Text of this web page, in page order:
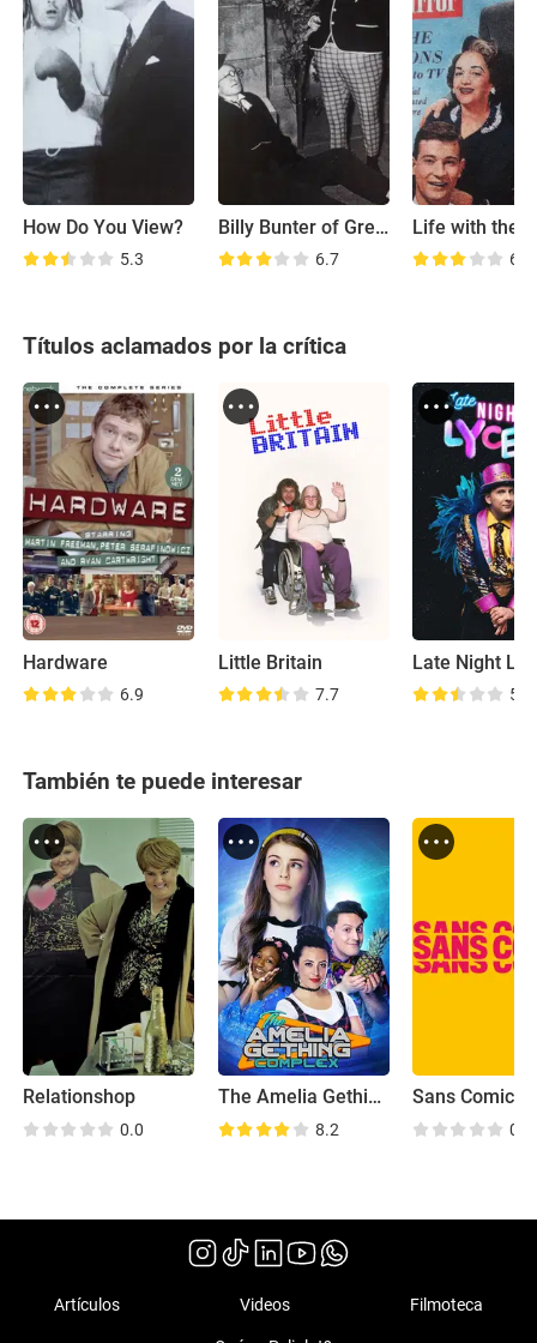
How Do You View?
5.3
Billy Bunter of Greyfriars School
6.7
Life with the
6.2
Títulos aclamados por la crítica
Hardware
6.9
Little Britain
7.7
Late Night
5.5
También te puede interesar
Relationshop
0.0
The Amelia Gething Complex
8.2
Sans Comic
0.0
Artículos Videos Filmoteca